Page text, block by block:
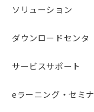
ソリューション
ダウンロードセンタ
サービスサポート
eラーニング・セミナ